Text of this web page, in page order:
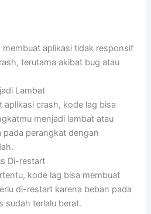
membuat aplikasi tidak responsif
terutama akibat bug atau
Lambat
aplikasi crash, kode lag bisa
menjadi lambat atau
pada perangkat dengan
Di-restart
kode lag bisa membuat
di-restart karena beban pada
sudah terlalu berat.